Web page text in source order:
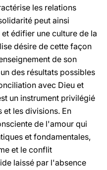
les relations
peut ainsi
édifier une culture de la
désire de cette façon
de son
des résultats possibles
avec Dieu et
un instrument privilégié
et les divisions. En
de l'amour qui
et fondamentales,
et le conflit
laissé par l'absence